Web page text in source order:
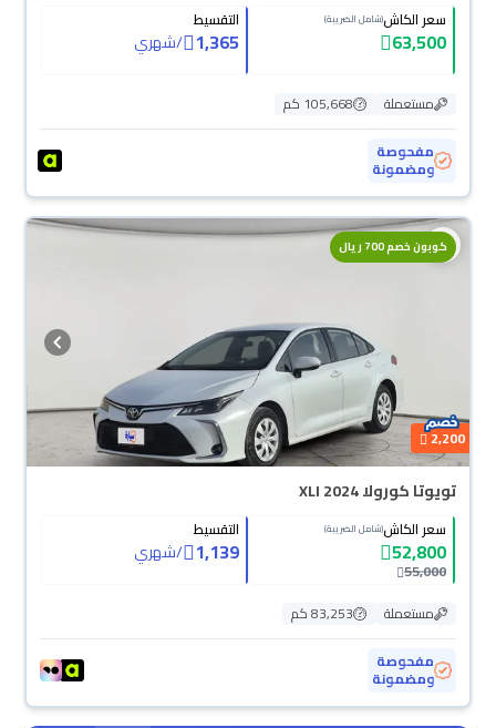
سعر الكاش(شامل الضريبة)
63,500
التقسيط
1,365
/شهري
مستعملة
105,668 كم
مفحوصة
ومضمونة
كوبون خصم 700 ريال
2,200
تويوتا كورولا XLI 2024
سعر الكاش(شامل الضريبة)
52,800
55,000
التقسيط
1,139
/شهري
مستعملة
83,253 كم
مفحوصة
ومضمونة